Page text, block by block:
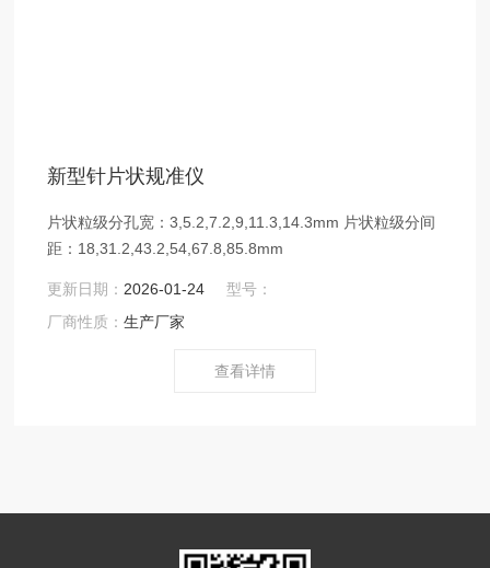
新型针片状规准仪
片状粒级分孔宽：3,5.2,7.2,9,11.3,14.3mm 片状粒级分间
距：18,31.2,43.2,54,67.8,85.8mm
更新日期： 2026-01-24
型号：
厂商性质：生产厂家
查看详情